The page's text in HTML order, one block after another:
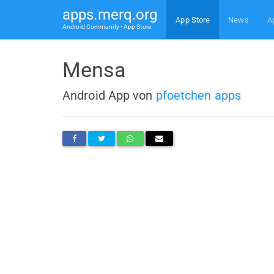
apps.merq.org
Android Community • App Store
App Store News
Mensa
Android App von pfoetchen apps